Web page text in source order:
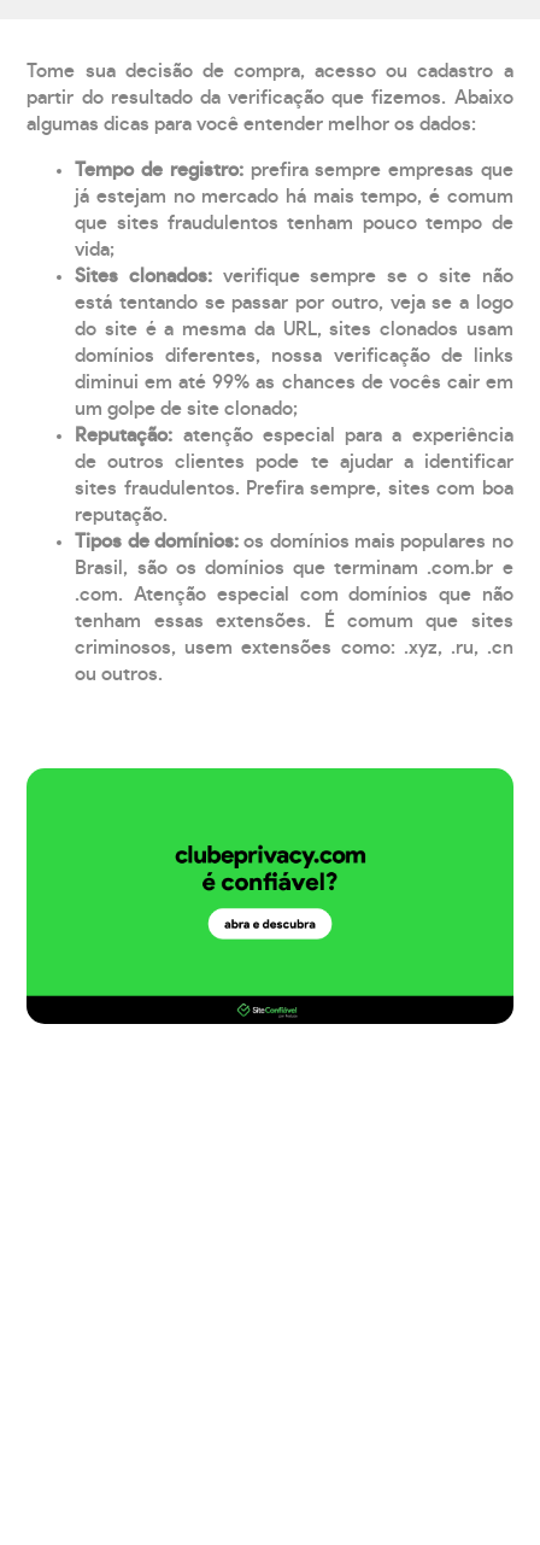
Tome sua decisão de compra, acesso ou cadastro a
partir do resultado da verificação que fizemos. Abaixo
algumas dicas para você entender melhor os dados:
Tempo de registro: prefira sempre empresas que
já estejam no mercado há mais tempo, é comum
que sites fraudulentos tenham pouco tempo de
vida;
Sites clonados: verifique sempre se o site não
está tentando se passar por outro, veja se a logo
do site é a mesma da URL, sites clonados usam
domínios diferentes, nossa verificação de links
diminui em até 99% as chances de vocês cair em
um golpe de site clonado;
Reputação: atenção especial para a experiência
de outros clientes pode te ajudar a identificar
sites fraudulentos. Prefira sempre, sites com boa
reputação.
Tipos de domínios:os domínios mais populares no
Brasil, são os domínios que terminam .com.br e
.com. Atenção especial com domínios que não
tenham essas extensões. É comum que sites
criminosos, usem extensões como: .xyz, .ru, .cn
ou outros.